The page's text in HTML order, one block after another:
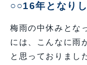
○○16年となり
梅雨の中休みとな
には、こんなに雨
と思っておりまし